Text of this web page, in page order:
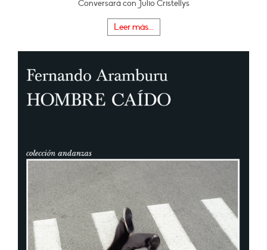
Conversará con Julio Cristellys
Leer más...